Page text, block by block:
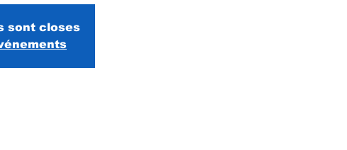
sont closes